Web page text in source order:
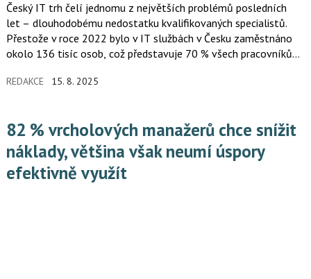
Český IT trh čelí jednomu z největších problémů posledních
let – dlouhodobému nedostatku kvalifikovaných specialistů.
Přestože v roce 2022 bylo v IT službách v Česku zaměstnáno
okolo 136 tisíc osob, což představuje 70 % všech pracovníků
v tomto bodě přichází na scénu umělá inteligence.
REDAKCE 15. 8. 2025
82 % vrcholových manažerů chce snížit
náklady, většina však neumí úspory
efektivně využít